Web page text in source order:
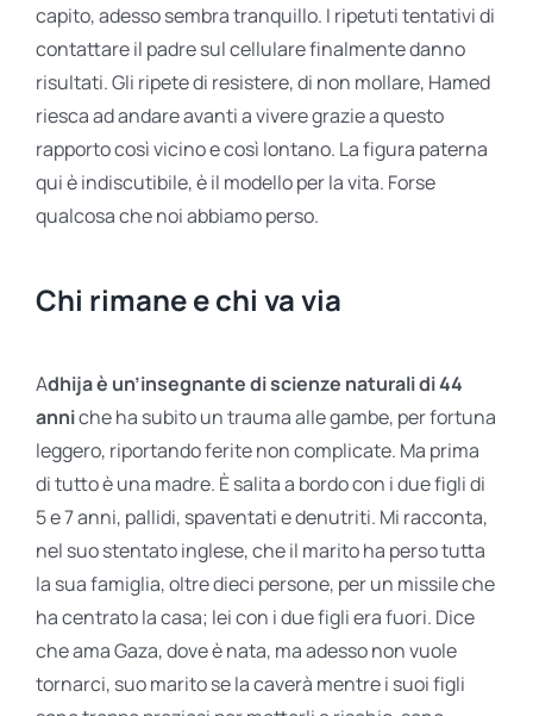
capito, adesso sembra tranquillo. I ripetuti tentativi di
contattare il padre sul cellulare finalmente danno
risultati. Gli ripete di resistere, di non mollare, Hamed
riesca ad andare avanti a vivere grazie a questo
rapporto così vicino e così lontano. La figura paterna
qui è indiscutibile, è il modello per la vita. Forse
qualcosa che noi abbiamo perso.
Chi rimane e chi va via
Adhija è un’insegnante di scienze naturali di 44
anniche ha subito un trauma alle gambe, per fortuna
leggero, riportando ferite non complicate. Ma prima
di tutto è una madre. È salita a bordo con i due figli di
5 e 7 anni, pallidi, spaventati e denutriti. Mi racconta,
nel suo stentato inglese, che il marito ha perso tutta
la sua famiglia, oltre dieci persone, per un missile che
ha centrato la casa; lei con i due figli era fuori. Dice
che ama Gaza, dove è nata, ma adesso non vuole
tornarci, suo marito se la caverà mentre i suoi figli